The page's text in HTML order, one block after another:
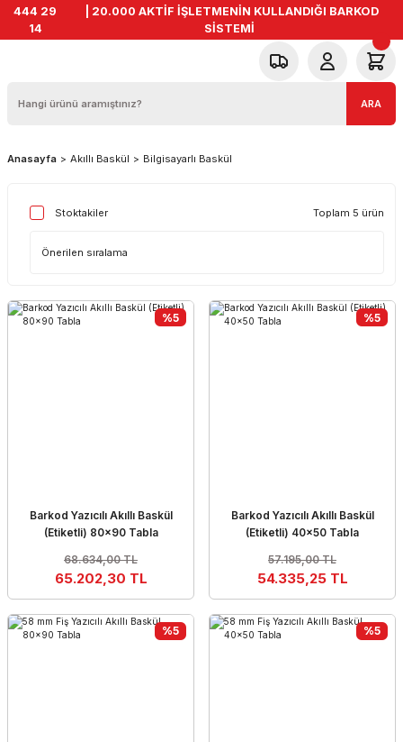
444 29
14
| 20.000 AKTİF İŞLETMENİN KULLANDIĞI BARKOD
SİSTEMİ
ARA
Anasayfa Akıllı Baskül Bilgisayarlı Baskül
Stoktakiler Toplam 5 ürün
%5
Barkod Yazıcılı Akıllı Baskül
(Etiketli) 80×90 Tabla
68.634,00 TL
65.202,30 TL
%5
Barkod Yazıcılı Akıllı Baskül
(Etiketli) 40×50 Tabla
57.195,00 TL
54.335,25 TL
%5 %5